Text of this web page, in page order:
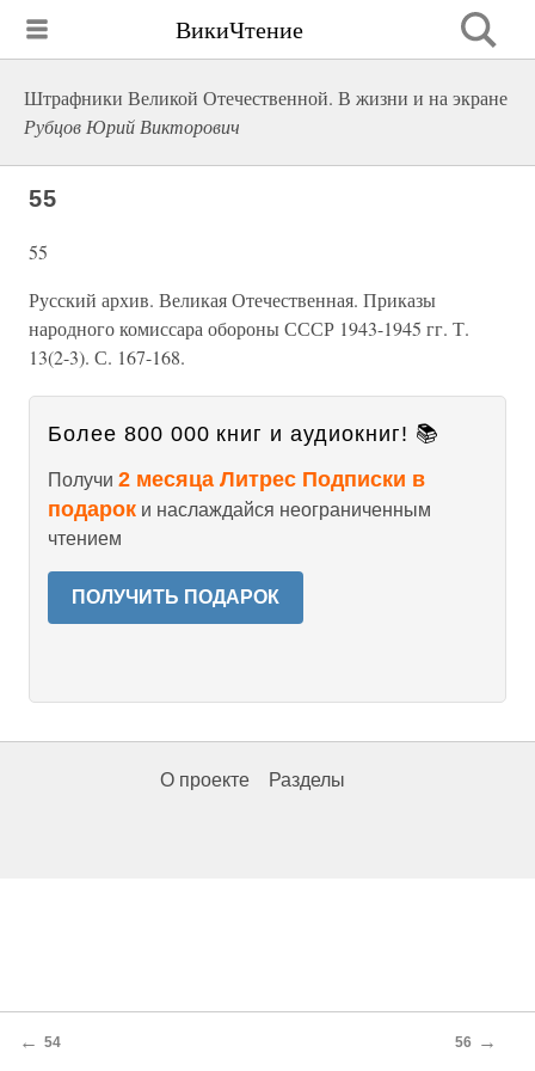
ВикиЧтение
Штрафники Великой Отечественной. В жизни и на экране
Рубцов Юрий Викторович
55
55
Русский архив. Великая Отечественная. Приказы
народного комиссара обороны СССР 1943-1945 гг. Т.
13(2-3). С. 167-168.
Более 800 000 книг и аудиокниг! 📚
Получи 2 месяца Литрес Подписки в
подарок и наслаждайся неограниченным
чтением
ПОЛУЧИТЬ ПОДАРОК
О проекте Разделы
← 54 56 →